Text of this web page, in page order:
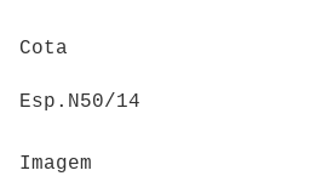
Cota
Esp.N50/14
Imagem